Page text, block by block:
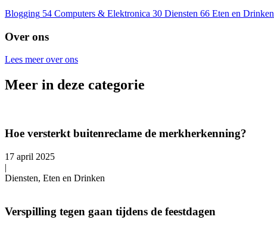
Blogging 54 Computers & Elektronica 30 Diensten 66 Eten en Drinken
Over ons
Lees meer over ons
Meer in deze categorie
Hoe versterkt buitenreclame de merkherkenning?
17 april 2025
|
Diensten, Eten en Drinken
Verspilling tegen gaan tijdens de feestdagen